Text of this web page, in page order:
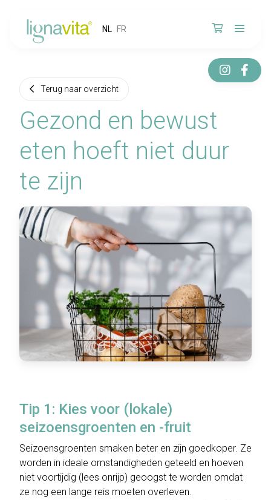
NL FR
Terug naar overzicht
Gezond en bewust
eten hoeft niet duur
te zijn
Tip 1: Kies voor (lokale)
seizoensgroenten en -fruit
Seizoensgroenten smaken beter en zijn goedkoper. Ze
worden in ideale omstandigheden geteeld en hoeven
niet voortijdig (lees onrijp) geoogst te worden omdat
ze nog een lange reis moeten overleven.